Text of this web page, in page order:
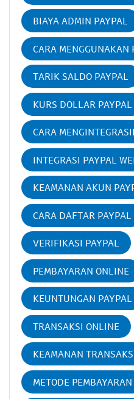
BIAYA ADMIN PAYPAL
CARA MENGGUNAKAN
TARIK SALDO PAYPAL
KURS DOLLAR PAYPAL
CARA
INTEGRASI PAYPAL
KEAMANAN AKUN
CARA DAFTAR PAYPAL
VERIFIKASI PAYPAL
PEMBAYARAN ONLINE
KEUNTUNGAN PAYPAL
TRANSAKSI ONLINE
KEAMANAN
METODE PEMBAYARAN